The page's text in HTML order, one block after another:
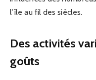
l’île au fil des siècles.
Des activités
goûts